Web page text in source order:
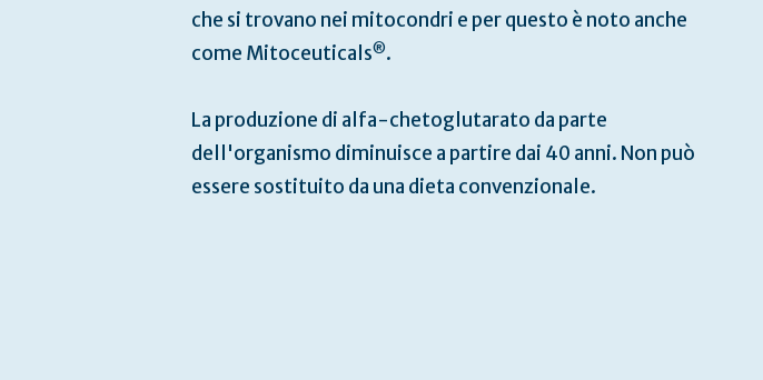
che si trovano nei mitocondri e per questo è noto anche
come Mitoceuticals®.
La produzione di alfa-chetoglutarato da parte
dell'organismo diminuisce a partire dai 40 anni. Non può
essere sostituito da una dieta convenzionale.